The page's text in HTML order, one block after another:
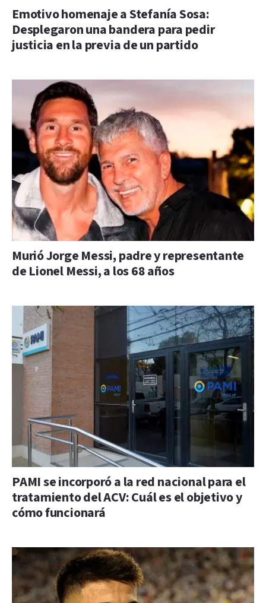
Emotivo homenaje a Stefanía Sosa:
Desplegaron una bandera para pedir
justicia en la previa de un partido
Murió Jorge Messi, padre y representante
de Lionel Messi, a los 68 años
PAMI se incorporó a la red nacional para el
tratamiento del ACV: Cuál es el objetivo y
cómo funcionará